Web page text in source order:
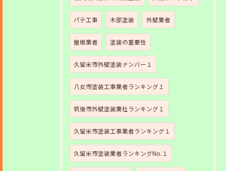
パテ工事 木部塗装 外壁業者
屋根業者 塗装の重要性
久留米市外壁塗装ナンバー１
八女市塗装工事業者ランキング１
筑後市外壁塗装業社ランキング１
久留米市塗装工事業者ランキング１
久留米市塗装業者ランキングNo.１